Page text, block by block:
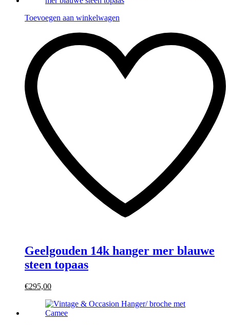
Toevoegen aan winkelwagen
Geelgouden 14k hanger mer blauwe
steen topaas
€295,00